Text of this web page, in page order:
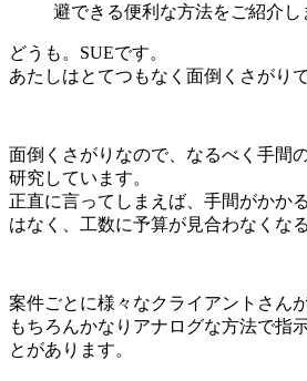
避できる便利な方法をご紹介し
どうも。SUEです。
あたしはとてつもなく面倒くさがり
面倒くさがりなので、なるべく手間
研究しています。
正直に言ってしまえば、手間がかか
はなく、工数に予算が見合わなくな
案件ごとに様々なクライアントさん
もちろんかなりアナログな方法で指
とがあります。